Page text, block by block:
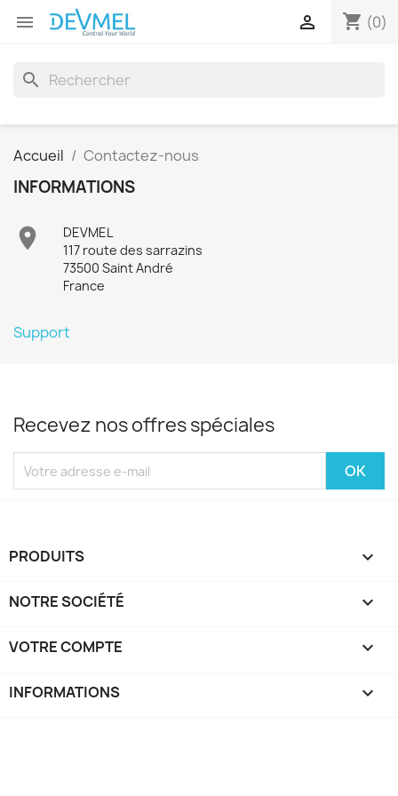
 shopping_cart (0)

search
Accueil Contactez-nous
INFORMATIONS

DEVMEL
117 route des sarrazins
73500 Saint André
France
Support
Recevez nos offres spéciales
PRODUITS 
NOTRE SOCIÉTÉ 
VOTRE COMPTE 
INFORMATIONS keyboard_arrow_down